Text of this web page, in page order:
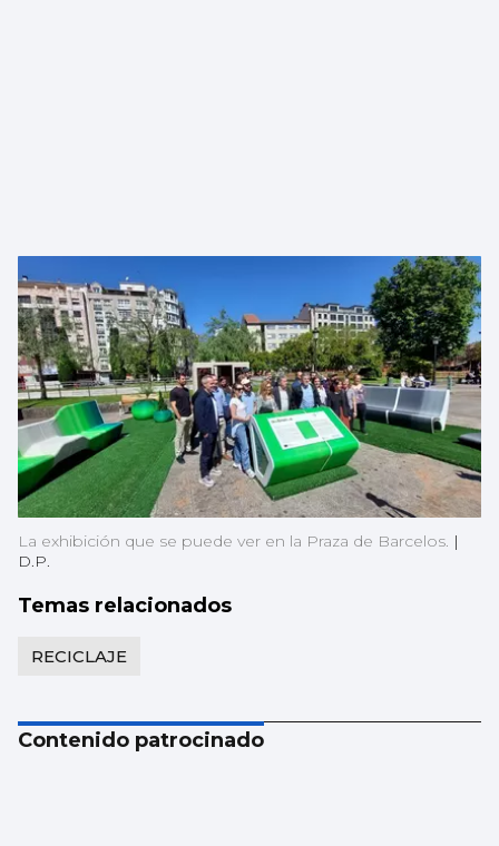
La exhibición que se puede ver en la Praza de Barcelos. |
D.P.
Temas relacionados
RECICLAJE
Contenido patrocinado